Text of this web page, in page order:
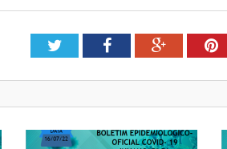
TwitterFacebookGoogle+